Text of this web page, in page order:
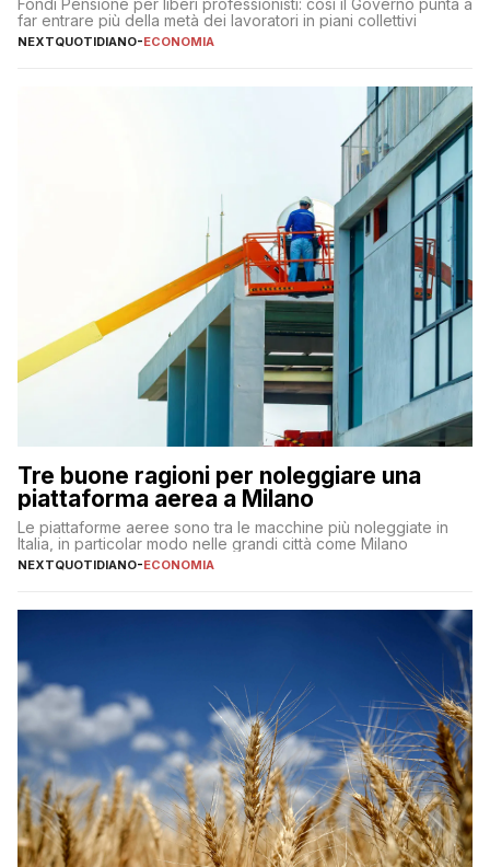
Fondi Pensione per liberi professionisti: così il Governo punta a
far entrare più della metà dei lavoratori in piani collettivi
NEXTQUOTIDIANO-ECONOMIA
Tre buone ragioni per noleggiare una
piattaforma aerea a Milano
Le piattaforme aeree sono tra le macchine più noleggiate in
Italia, in particolar modo nelle grandi città come Milano
NEXTQUOTIDIANO-ECONOMIA